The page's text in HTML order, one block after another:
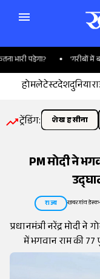
पडे़गा? 'गरीबों में
होमलेटेस्टदेशदुनिया
ट्रेंडिंग: शेख हसीना
PM मोदी ने
राज्य खबरगांव डेस्क•
प्रधानमंत्री नरेंद्र मोदी
में भगवान राम की 77